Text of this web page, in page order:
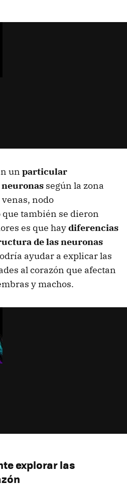
un particular
según la zona
nodo
también se dieron
es que haydiferencias
de las neuronas
ayudar a explicar las
al corazón que afectan
y machos.
explorar las